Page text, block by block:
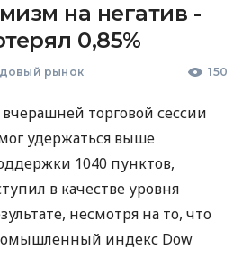
на негатив -
0,85%
рынок 150
торговой сессии
удержаться выше
1040 пунктов,
в качестве уровня
несмотря на то, что
индекс Dow